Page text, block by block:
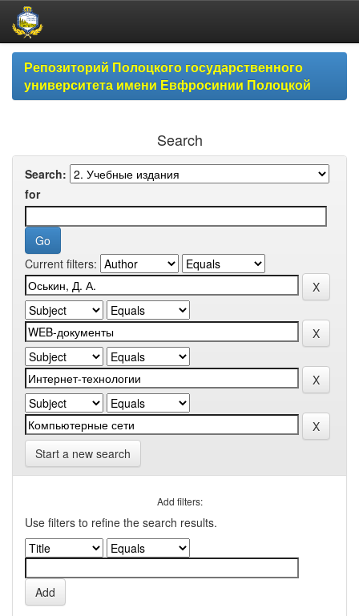
Skip
navigationРепозиторий Полоцкого государственного
университета имени Евфросинии Полоцкой
Search
Search:
for
Current filters:
Start a new search
Add filters:
Use filters to refine the search results.